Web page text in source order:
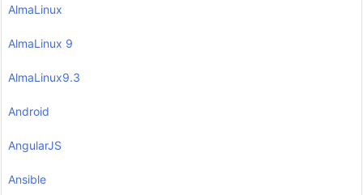
AlmaLinux
AlmaLinux 9
AlmaLinux9.3
Android
AngularJS
Ansible